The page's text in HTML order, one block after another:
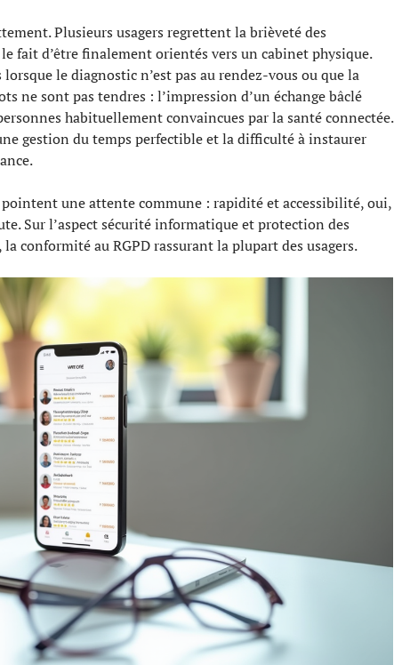
Plusieurs usagers regrettent la brièveté des
fait d’être finalement orientés vers un cabinet physique.
le diagnostic n’est pas au rendez-vous ou que la
ne sont pas tendres : l’impression d’un échange bâclé
habituellement convaincues par la santé connectée.
gestion du temps perfectible et la difficulté à instaurer
une attente commune : rapidité et accessibilité, oui,
Sur l’aspect sécurité informatique et protection des
conformité au RGPD rassurant la plupart des usagers.